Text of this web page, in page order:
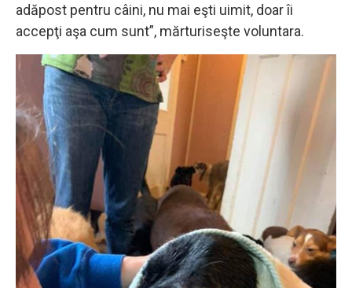
adăpost pentru câini, nu mai eşti uimit, doar îi
accepţi aşa cum sunt”, mărturiseşte voluntara.